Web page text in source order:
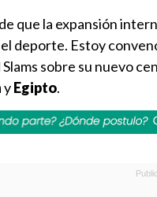
que la expansión
deporte. Estoy
sobre su nuevo
yEgipto.